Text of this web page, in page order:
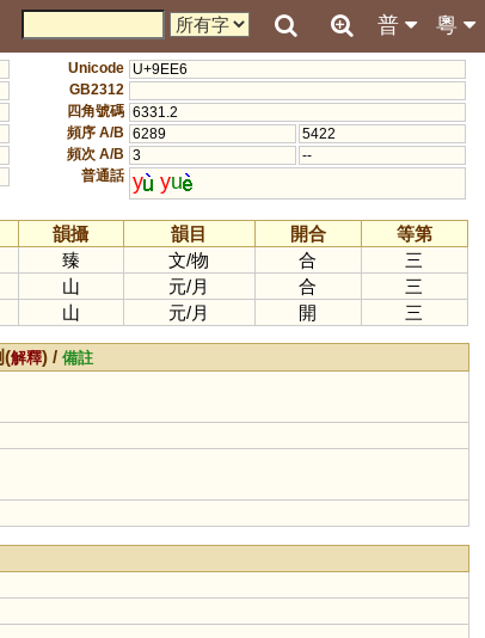
粵
普
Unicode U+9EE6
GB2312
四角號碼 6331.2
頻序 A/B 6289
5422
頻次 A/B 3
--
普通話 y yu
韻攝 韻目 開合
等第
臻 文/物 合
三
山 元/月 合
三
山 元/月 開 三
(解釋) /備註